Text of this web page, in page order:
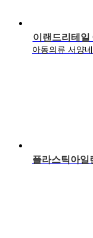
이랜드리테일
아동의류 서양
플라스틱아일